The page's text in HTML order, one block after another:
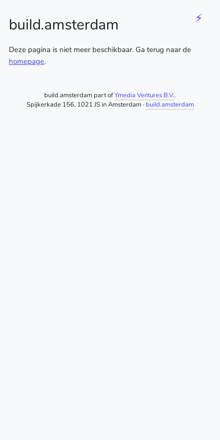
⚡
build.amsterdam
Deze pagina is niet meer beschikbaar. Ga terug naar de
homepage.
build.amsterdam part ofYmedia Ventures B.V..
Spijkerkade 156, 1021 JS in Amsterdam · build.amsterdam